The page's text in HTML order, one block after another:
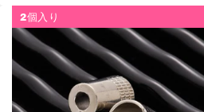
2個入り